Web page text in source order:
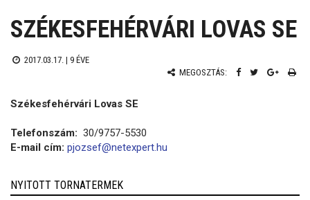
SZÉKESFEHÉRVÁRI LOVAS SE
2017.03.17. | 9 ÉVE
MEGOSZTÁS:
Székesfehérvári Lovas SE
Telefonszám: 30/9757-5530
E-mail cím: pjozsef@netexpert.hu
NYITOTT TORNATERMEK